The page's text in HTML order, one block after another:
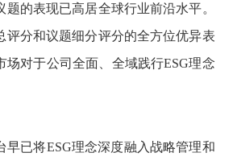
的表现已高居全球行业前沿水平。
评分和议题细分评分的全方位优异表
场对于公司全面、全域践行ESG理念
早已将ESG理念深度融入战略管理和